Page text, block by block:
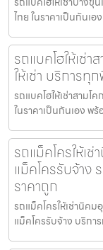
ไทย ในราคาเป็นกัน
รถแบคโฮให้เช่
ให้เช่า บริการทุ
รถแบคโฮให้เช่าสามโ
ในราคาเป็นกันเอง
รถแม็คโครให้เ
แม็คโครรับจ้าง
ราคาถูก
รถแม็คโครให้เช่านิคม
แม็คโครรับจ้าง บริกา